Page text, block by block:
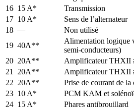
16 15 A*
Transmission
17 10 A*
Sens de l’alternateur
18 —
Non utilisé
19 40A**
Alimentation logique
semi-conducteurs)
20 20A**
Amplificateur THXII
21
20A**
Amplificateur THXII
22 20A**
Prise de courant de la
23 10 A*
PCM KAM et
24 15 A*
Phares antibrouillard